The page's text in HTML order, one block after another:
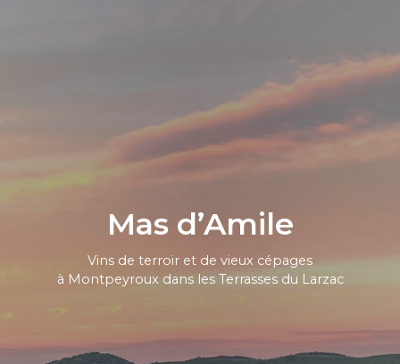
Mas d’Amile
Vins de terroir et de vieux cépages
à Montpeyroux dans les Terrasses du Larzac